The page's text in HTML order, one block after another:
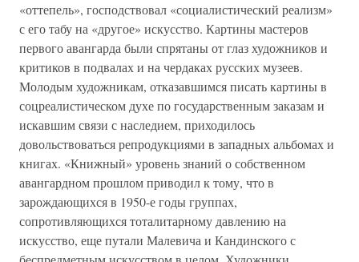
«оттепель», господствовал «социалистический реализм»
с его табу на «другое» искусство. Картины мастеров
первого авангарда были спрятаны от глаз художников и
критиков в подвалах и на чердаках русских музеев.
Молодым художникам, отказавшимся писать картины в
соцреалистическом духе по государственным заказам и
искавшим связи с наследием, приходилось
довольствоваться репродукциями в западных альбомах и
книгах. «Книжный» уровень знаний о собственном
авангардном прошлом приводил к тому, что в
зарождающихся в 1950-е годы группах,
сопротивляющихся тоталитарному давлению на
искусство, еще путали Малевича и Кандинского с